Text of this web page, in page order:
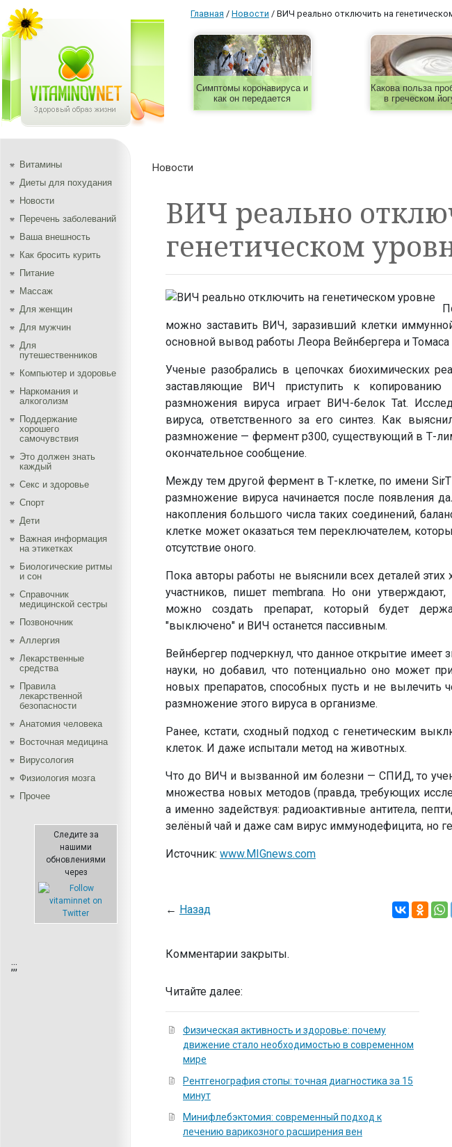
Главная / Новости / ВИЧ реально отключить на
Симптомы коронавируса и
как он передается
Какова польза
в греческом
Витамины
Диеты для похудания
Новости
Перечень заболеваний
Ваша внешность
Как бросить курить
Питание
Массаж
Для женщин
Для мужчин
Для
путешественников
Компьютер и здоровье
Наркомания и
алкоголизм
Поддержание
хорошего
самочувствия
Это должен знать
каждый
Секс и здоровье
Спорт
Дети
Важная информация
на этикетках
Биологические ритмы
и сон
Справочник
медицинской сестры
Позвоночник
Аллергия
Лекарственные
средства
Правила
лекарственной
безопасности
Aнатомия человека
Восточная медицина
Вирусология
Физиология мозга
Прочее
Следите за
нашими
обновлениями
через
;;;
Новости
ВИЧ реально
генетическом
можно заставить ВИЧ, заразивший клетки
основной вывод работы Леора Вейнбергера и Томаса
Ученые разобрались в цепочках биохимических
заставляющие ВИЧ приступить к
размножения вируса играет ВИЧ-белок Tat.
вируса, ответственного за его синтез. Как
размножение — фермент p300, существующий в Т-
окончательное сообщение.
Между тем другой фермент в Т-клетке, по имени
размножение вируса начинается после появления
накопления большого числа таких соединений,
клетке может оказаться тем переключателем,
отсутствие оного.
Пока авторы работы не выяснили всех деталей
участников, пишет membrana. Но они
можно создать препарат, который будет
"выключено" и ВИЧ останется пассивным.
Вейнбергер подчеркнул, что данное открытие
науки, но добавил, что потенциально оно может
новых препаратов, способных пусть и не вылечить
размножение этого вируса в организме.
Ранее, кстати, сходный подход с генетическим
клеток. И даже испытали метод на животных.
Что до ВИЧ и вызванной им болезни — СПИД, то
множества новых методов (правда, требующих
а именно задействуя: радиоактивные антитела,
зелёный чай и даже сам вирус иммунодефицита, но
Источник: www.MIGnews.com
← Назад
Комментарии закрыты.
Читайте далее:
Физическая активность и здоровье: почему
движение стало необходимостью в современном
мире
Рентгенография стопы: точная диагностика за 15
минут
Минифлебэктомия: современный подход к
лечению варикозного расширения вен